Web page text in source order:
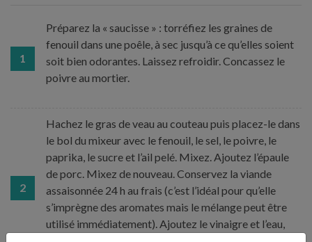
1
Préparez la « saucisse » : torréfiez les graines de
fenouil dans une poêle, à sec jusqu’à ce qu’elles soient
soit bien odorantes. Laissez refroidir. Concassez le
poivre au mortier.
2
Hachez le gras de veau au couteau puis placez-le dans
le bol du mixeur avec le fenouil, le sel, le poivre, le
paprika, le sucre et l’ail pelé. Mixez. Ajoutez l’épaule
de porc. Mixez de nouveau. Conservez la viande
assaisonnée 24 h au frais (c’est l’idéal pour qu’elle
s’imprègne des aromates mais le mélange peut être
utilisé immédiatement). Ajoutez le vinaigre et l’eau,